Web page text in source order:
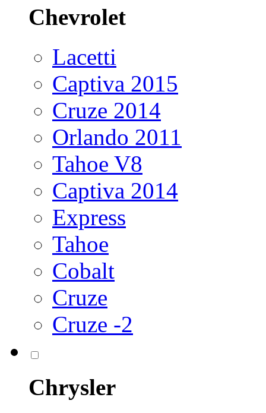
Chevrolet
Lacetti
Captiva 2015
Cruze 2014
Orlando 2011
Tahoe V8
Captiva 2014
Express
Tahoe
Cobalt
Cruze
Cruze -2
Chrysler